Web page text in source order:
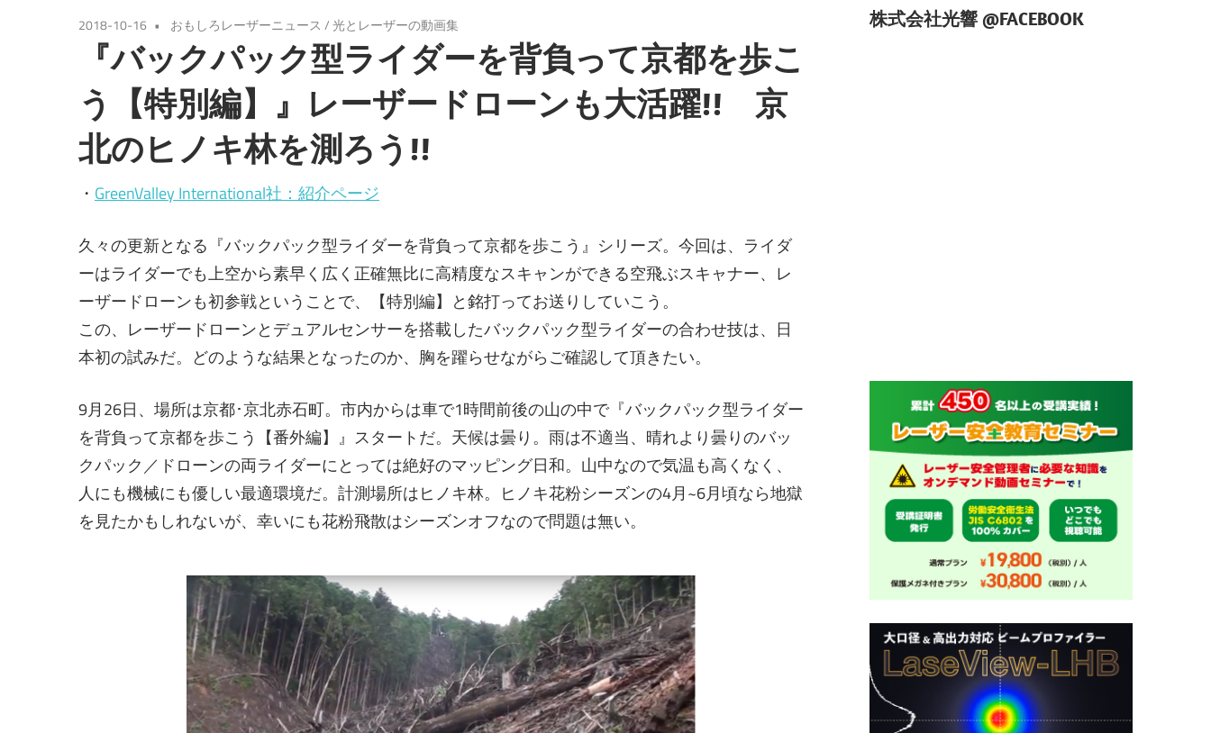
2018-10-16 おもしろレーザーニュース /光とレーザーの動画集
『バックパック型ライダーを背負って京都を歩こ
う【特別編】』レーザードローンも大活躍!! 京
北のヒノキ林を測ろう!!
・ GreenValley International社：紹介ページ
久々の更新となる『バックパック型ライダーを背負って京都を歩こう』シリーズ。今回は、ライダ
ーはライダーでも上空から素早く広く正確無比に高精度なスキャンができる空飛ぶスキャナー、レ
ーザードローンも初参戦ということで、【特別編】と銘打ってお送りしていこう。
この、レーザードローンとデュアルセンサーを搭載したバックパック型ライダーの合わせ技は、日
本初の試みだ。どのような結果となったのか、胸を躍らせながらご確認して頂きたい。
9月26日、場所は京都･京北赤石町。市内からは車で1時間前後の山の中で『バックパック型ライダー
を背負って京都を歩こう【番外編】』スタートだ。天候は曇り。雨は不適当、晴れより曇りのバッ
クパック／ドローンの両ライダーにとっては絶好のマッピング日和。山中なので気温も高くなく、
人にも機械にも優しい最適環境だ。計測場所はヒノキ林。ヒノキ花粉シーズンの4月~6月頃なら地獄
を見たかもしれないが、幸いにも花粉飛散はシーズンオフなので問題は無い。
株式会社光響 @FACEBOOK